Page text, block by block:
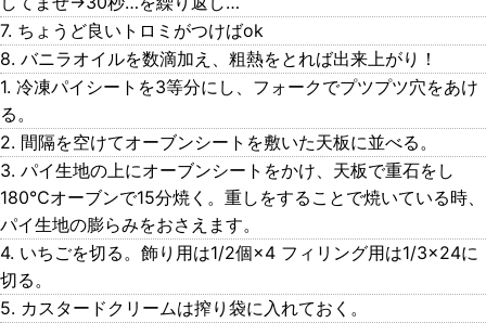
7. ちょうど良いトロミがつけばok
8. バニラオイルを数滴加え、粗熱をとれば出来上がり！
1. 冷凍パイシートを3等分にし、フォークでプツプツ穴をあけ
る。
2. 間隔を空けてオーブンシートを敷いた天板に並べる。
3. パイ生地の上にオーブンシートをかけ、天板で重石をし
180℃オーブンで15分焼く。重しをすることで焼いている時、
パイ生地の膨らみをおさえます。
4. いちごを切る。飾り用は1/2個×4 フィリング用は1/3×24に
切る。
5. カスタードクリームは搾り袋に入れておく。